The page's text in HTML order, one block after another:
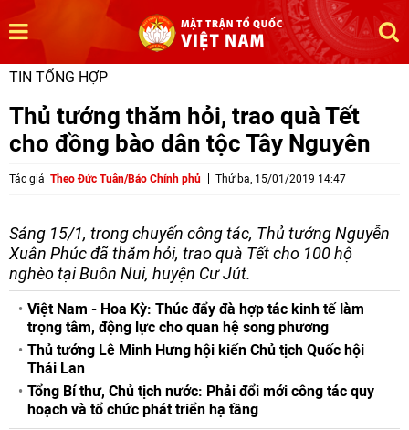
TIN TỔNG HỢP
Thủ tướng thăm hỏi, trao quà Tết
cho đồng bào dân tộc Tây Nguyên
Tác giả Theo Đức Tuân/Báo Chính phủ Thứ ba, 15/01/2019 14:47
Sáng 15/1, trong chuyến công tác, Thủ tướng Nguyễn
Xuân Phúc đã thăm hỏi, trao quà Tết cho 100 hộ
nghèo tại Buôn Nui, huyện Cư Jút.
Việt Nam - Hoa Kỳ: Thúc đẩy đà hợp tác kinh tế làm
trọng tâm, động lực cho quan hệ song phương
Thủ tướng Lê Minh Hưng hội kiến Chủ tịch Quốc hội
Thái Lan
Tổng Bí thư, Chủ tịch nước: Phải đổi mới công tác quy
hoạch và tổ chức phát triển hạ tầng